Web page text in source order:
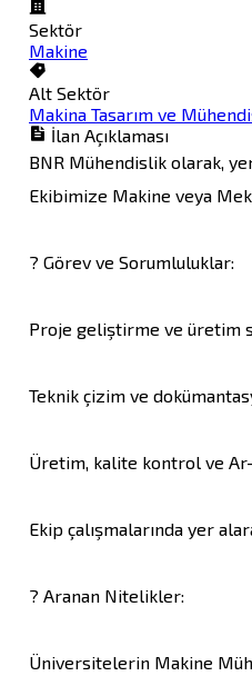
Sektör
Makine
Alt Sektör
Makina Tasarım ve
İlan Açıklaması
BNR Mühendislik olarak,
Ekibimize Makine veya
? Görev ve Sorumluluklar:
Proje geliştirme ve üretim
Teknik çizim ve
Üretim, kalite kontrol ve
Ekip çalışmalarında yer
? Aranan Nitelikler:
Üniversitelerin Makine